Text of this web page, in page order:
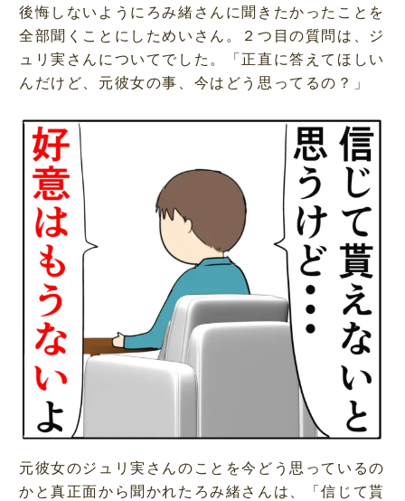
後悔しないようにろみ緒さんに聞きたかったことを
全部聞くことにしためいさん。２つ目の質問は、ジ
ュリ実さんについてでした。「正直に答えてほしい
んだけど、元彼女の事、今はどう思ってるの？」
元彼女のジュリ実さんのことを今どう思っているの
かと真正面から聞かれたろみ緒さんは、「信じて貰